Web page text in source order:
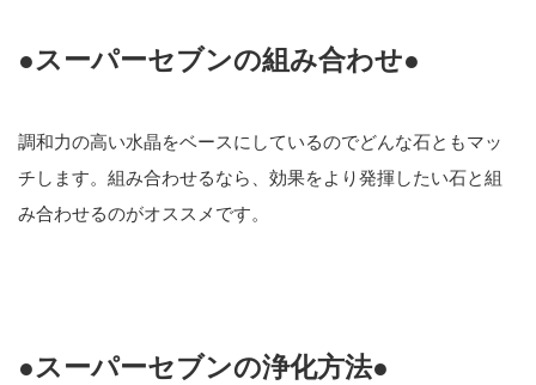
●スーパーセブンの組み合わせ●
調和力の高い水晶をベースにしているのでどんな石ともマッ
チします。組み合わせるなら、効果をより発揮したい石と組
み合わせるのがオススメです。
●スーパーセブンの浄化方法●